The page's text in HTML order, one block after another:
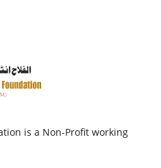
is a Non-Profit working